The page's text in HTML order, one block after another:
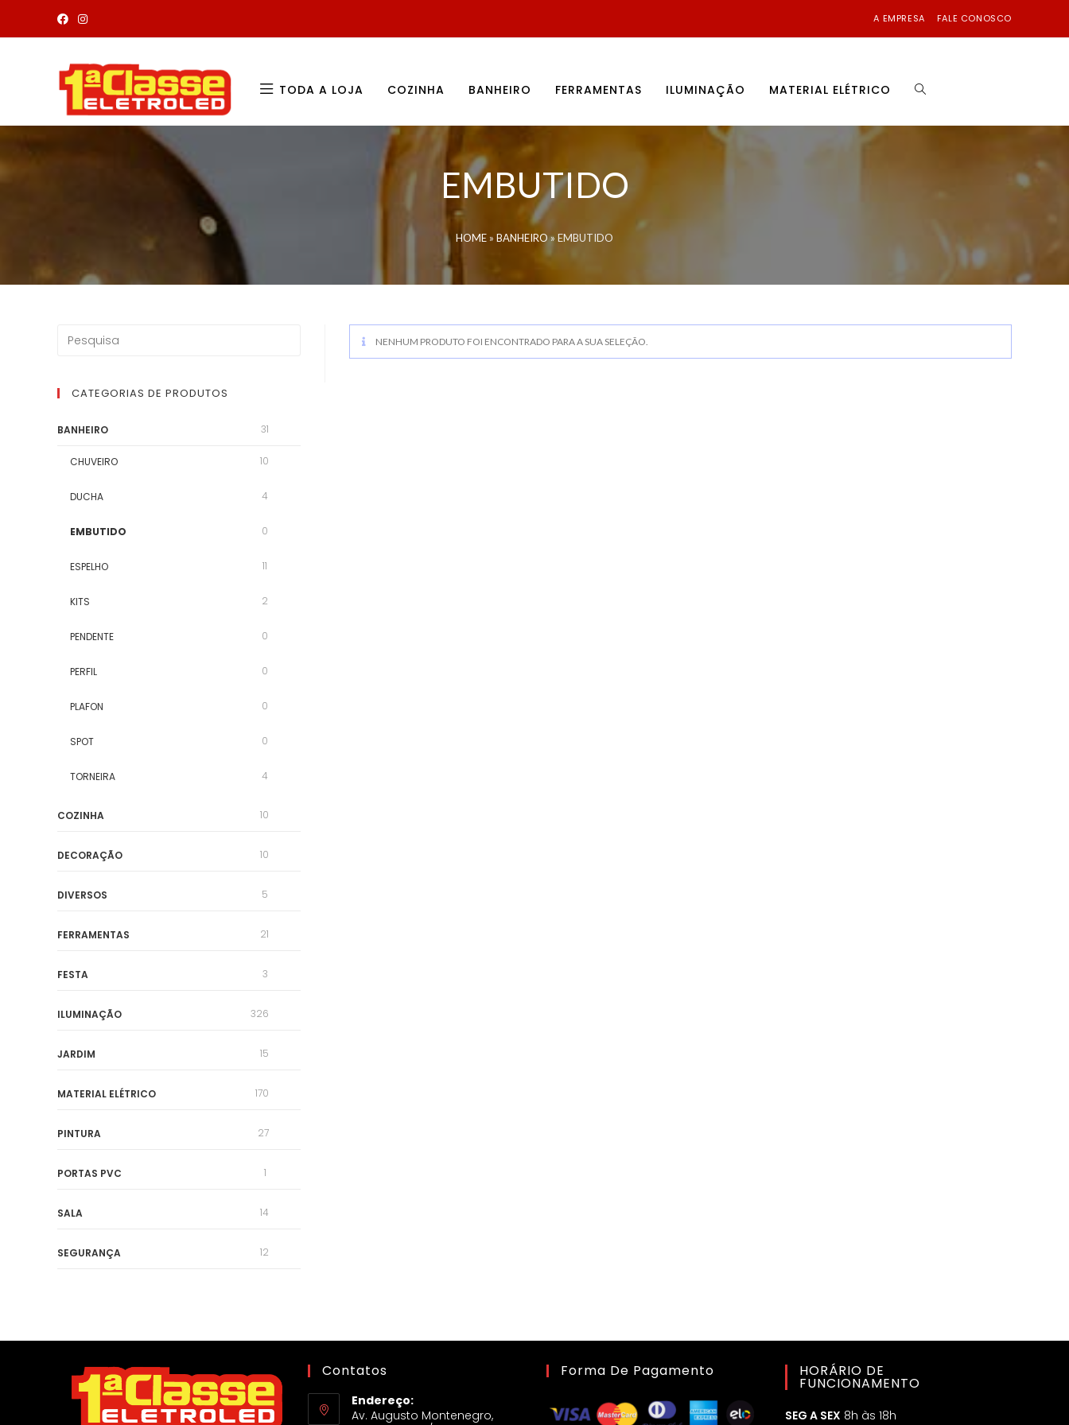
A EMPRESA FALE CONOSCO
TODA A LOJA COZINHA BANHEIRO FERRAMENTAS ILUMINAÇÃO MATERIAL ELÉTRICO
EMBUTIDO
HOME » BANHEIRO» EMBUTIDO
NENHUM PRODUTO FOI ENCONTRADO PARA A SUA SELEÇÃO.
CATEGORIAS DE PRODUTOS
BANHEIRO 31
CHUVEIRO 10
DUCHA 4
EMBUTIDO 0
ESPELHO 11
KITS 2
PENDENTE 0
PERFIL 0
PLAFON 0
SPOT 0
TORNEIRA 4
COZINHA 10
DECORAÇÃO 10
DIVERSOS 5
FERRAMENTAS 21
FESTA 3
ILUMINAÇÃO 326
JARDIM 15
MATERIAL ELÉTRICO 170
PINTURA 27
PORTAS PVC 1
SALA 14
SEGURANÇA 12
Contatos
Endereço:
Av. Augusto Montenegro,
Forma De Pagamento HORÁRIO DE
FUNCIONAMENTO
SEG A SEX 8h às 18h